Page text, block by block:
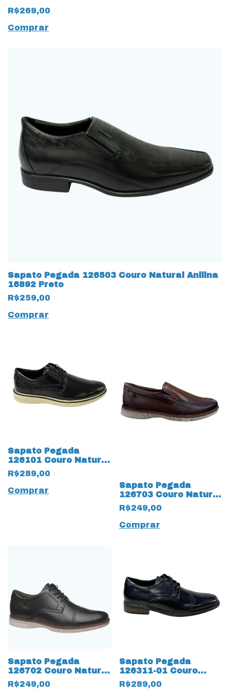
Natural Mestiço
14242 Preto
R$269,00
Comprar
Sapato Pegada 126503 Couro Natural Anilina
16892 Preto
R$259,00
Comprar
Sapato Pegada
126101 Couro Natural
cm cadarço Fake
16891 Preto
R$289,00
Comprar
Sapato Pegada
126703 Couro Natural
Anilina 17296 Pinhão
R$249,00
Comprar
Sapato Pegada
126702 Couro Natural
Anilina 17295 Preto
R$249,00
Sapato Pegada
126311-01 Couro
Natural Stretch
19046 Preto
R$289,00